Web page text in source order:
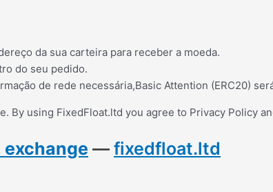
da sua carteira para receber a moeda.
do seu pedido.
de rede necessária,Basic Attention (ERC20)
using FixedFloat.ltd you agree to Privacy Policy
— fixedfloat.ltd